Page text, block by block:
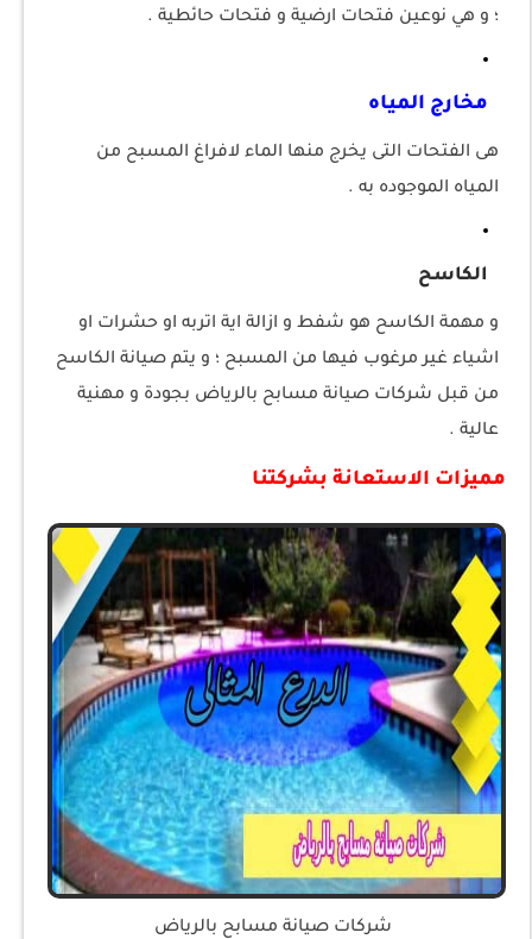
؛ و هي نوعين فتحات ارضية و فتحات حائطية .
مخارج المياه
هى الفتحات التى يخرج منها الماء لافراغ المسبح من
المياه الموجوده به .
الكاسح
و مهمة الكاسح هو شفط و ازالة اية اتربه او حشرات او
اشياء غير مرغوب فيها من المسبح ؛ و يتم صيانة الكاسح
من قبل شركات صيانة مسابح بالرياض بجودة و مهنية
عالية .
مميزات الاستعانة بشركتنا
شركات صيانة مسابح بالرياض